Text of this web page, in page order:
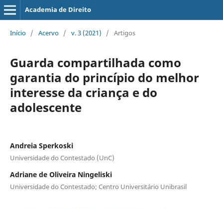
Academia de Direito
Início / Acervo / v. 3 (2021) / Artigos
Guarda compartilhada como
garantia do princípio do melhor
interesse da criança e do
adolescente
Andreia Sperkoski
Universidade do Contestado (UnC)
Adriane de Oliveira Ningeliski
Universidade do Contestado; Centro Universitário Unibrasil